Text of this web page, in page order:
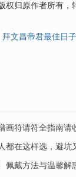
权归原作者所有，
拜文昌帝君最佳日子
画符请符全指南请
都在这样选，避坑
佩戴方法与温馨解